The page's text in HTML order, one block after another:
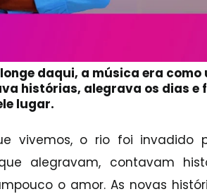
daqui, a música era
histórias, alegrava os dias e
lugar.
vivemos, o rio foi invadido
alegravam, contavam
o amor. As novas